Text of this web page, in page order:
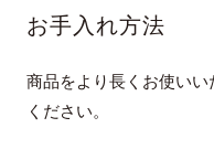
お手入れ方法
商品をより長くお使い
ください。